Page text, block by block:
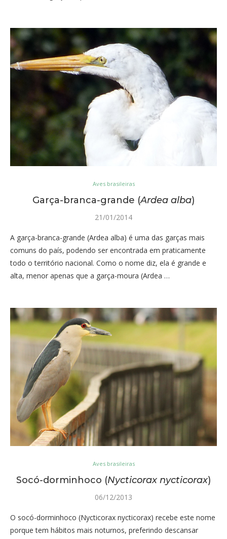
Aves brasileiras
Garça-branca-grande (Ardea alba)
21/01/2014
A garça-branca-grande (Ardea alba) é uma das garças mais
comuns do país, podendo ser encontrada em praticamente
todo o território nacional. Como o nome diz, ela é grande e
alta, menor apenas que a garça-moura (Ardea …
Aves brasileiras
Socó-dorminhoco (Nycticorax nycticorax)
06/12/2013
O socó-dorminhoco (Nycticorax nycticorax) recebe este nome
porque tem hábitos mais noturnos, preferindo descansar